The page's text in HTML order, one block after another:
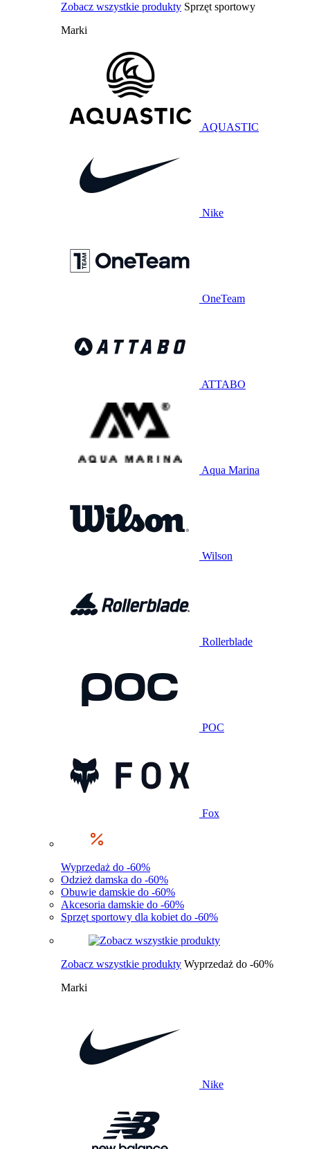
Zobacz wszystkie produkty Sprzęt sportowy
Marki
AQUASTIC
Nike
OneTeam
ATTABO
Aqua Marina
Wilson
Rollerblade
POC
Fox
Wyprzedaż do -60%
Odzież damska do -60%
Obuwie damskie do -60%
Akcesoria damskie do -60%
Sprzęt sportowy dla kobiet do -60%
Zobacz wszystkie produkty Wyprzedaż do -60%
Marki
Nike